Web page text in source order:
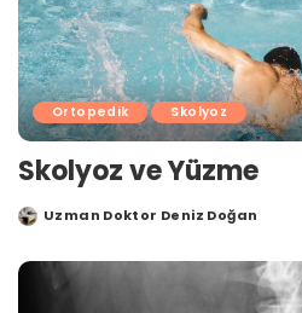
Ortopedik Skolyoz
Skolyoz ve Yüzme
PostedUzman Doktor Deniz Doğan